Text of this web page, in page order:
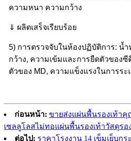
ความหนา ความกว้าง
⇓ ผลิตเสร็จเรียบร้อย
5) การตรวจจับในห้องปฏิบัติการ: น้
กว้าง, ความเข้มและการยืดตัวของ
ตัวของ MD, ความแข็งแรงในการระ
ก่อนหน้า: ขายส่งแผ่นพื้นรองเท้า
เซลลูโลสไม่ทอแผ่นพื้นรองเท้าวัสดุรอ
ต่อไป: ราคาโรงงาน 14 เข็มเย็บก